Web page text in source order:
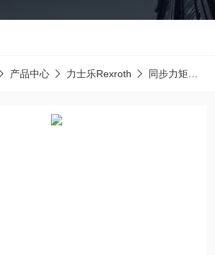
产品中心 力士乐Rexroth 同步力矩电机